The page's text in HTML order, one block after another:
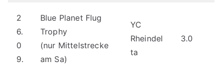
2
6.
0
9.
Blue Planet Flug
Trophy
(nur Mittelstrecke
am Sa)
YC
Rheindel
ta
3.0